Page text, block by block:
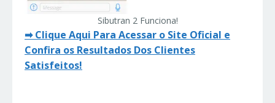
Sibutran 2 Funciona!
➡ Clique Aqui Para Acessar o Site Oficial e
Confira os Resultados Dos Clientes
Satisfeitos!